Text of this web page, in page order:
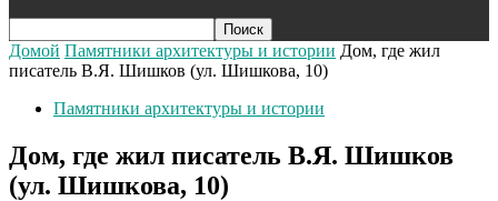
Домой Памятники архитектуры и истории Дом, где жил
писатель В.Я. Шишков (ул. Шишкова, 10)
Памятники архитектуры и истории
Дом, где жил писатель В.Я. Шишков
(ул. Шишкова, 10)